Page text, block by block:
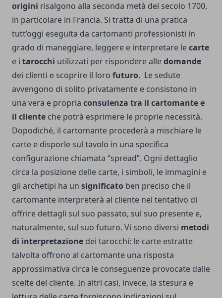
origini risalgono alla seconda metà del secolo 1700,
in particolare in Francia. Si tratta di una pratica
tutt’oggi eseguita da cartomanti professionisti in
grado di maneggiare, leggere e interpretare lecarte
e i tarocchi utilizzati per rispondere alledomande
dei clienti e scoprire il loro futuro. Le sedute
avvengono di solito privatamente e consistono in
una vera e propria consulenza tra il cartomante e
il cliente che potrà esprimere le proprie necessità.
Dopodiché, il cartomante procederà a mischiare le
carte e disporle sul tavolo in una specifica
configurazione chiamata “spread”. Ogni dettaglio
circa la posizione delle carte, i simboli, le immagini e
gli archetipi ha un significato ben preciso che il
cartomante interpreterà al cliente nel tentativo di
offrire dettagli sul suo passato, sul suo presente e,
naturalmente, sul suo futuro. Vi sono diversi metodi
di interpretazione dei tarocchi: le carte estratte
talvolta offrono al cartomante una risposta
approssimativa circa le conseguenze provocate dalle
scelte del cliente. In altri casi, invece, la stesura e